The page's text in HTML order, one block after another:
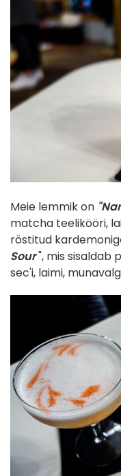
Meie lemmik on
matcha teelikööri,
röstitud
Sour", mis sisaldab
sec'i, laimi,